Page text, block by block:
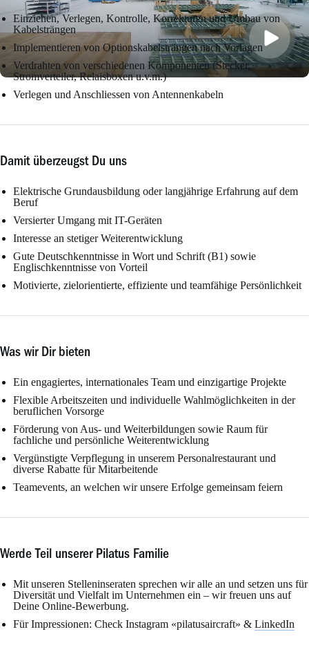
Einziehen, Verlegen, Kontrolle, Korrekturen und Umbau von
Kabelsträngen
Implementieren von Optionskabelsträngen nach Vorlagen
Verdrahten von verschiedenen Komponenten (Stecker,
Stromverteiler, Relaisboxen u.v.m.)
Verlegen und Anschliessen von Antennenkabeln
Damit überzeugst Du uns
Elektrische Grundausbildung oder langjährige Erfahrung auf dem
Beruf
Versierter Umgang mit IT-Geräten
Interesse an stetiger Weiterentwicklung
Gute Deutschkenntnisse in Wort und Schrift (B1) sowie
Englischkenntnisse von Vorteil
Motivierte, zielorientierte, effiziente und teamfähige Persönlichkeit
Was wir Dir bieten
Ein engagiertes, internationales Team und einzigartige Projekte
Flexible Arbeitszeiten und individuelle Wahlmöglichkeiten in der
beruflichen Vorsorge
Förderung von Aus- und Weiterbildungen sowie Raum für
fachliche und persönliche Weiterentwicklung
Vergünstigte Verpflegung in unserem Personalrestaurant und
diverse Rabatte für Mitarbeitende
Teamevents, an welchen wir unsere Erfolge gemeinsam feiern
Werde Teil unserer Pilatus Familie
Mit unseren Stelleninseraten sprechen wir alle an und setzen uns für
Diversität und Vielfalt im Unternehmen ein – wir freuen uns auf
Deine Online-Bewerbung.
Für Impressionen: Check Instagram «pilatusaircraft» & LinkedIn